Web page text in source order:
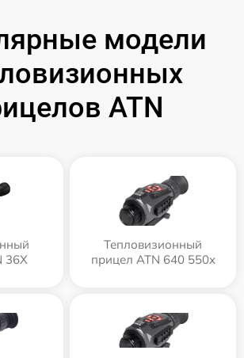
модели
ATN
36X
Тепловизионный
прицел ATN 640 550x